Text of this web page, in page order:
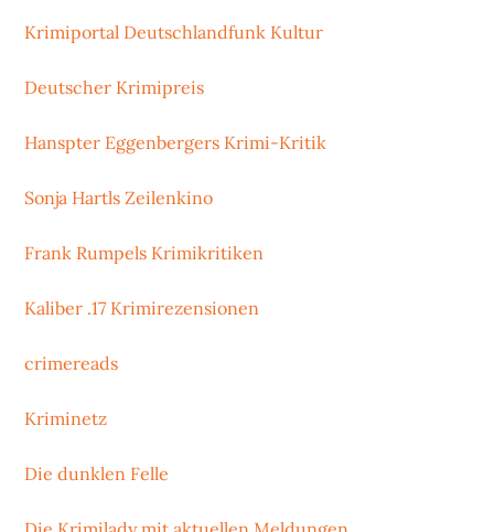
Krimiportal Deutschlandfunk Kultur
Deutscher Krimipreis
Hanspter Eggenbergers Krimi-Kritik
Sonja Hartls Zeilenkino
Frank Rumpels Krimikritiken
Kaliber .17 Krimirezensionen
crimereads
Kriminetz
Die dunklen Felle